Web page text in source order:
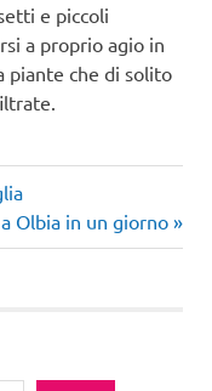
e piccoli
a proprio agio in
piante che di solito
Olbia in un giorno